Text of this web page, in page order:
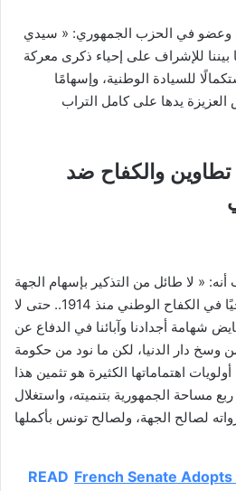
في الحزب الجمهوري: « سيدي
بيننا للإشراف على إحياء ذكرى معركة
للسيادة الوطنية، وإسهامًا
يدها على كامل التراب
والكفاح ضد
« لا طائل من التذكير بإسهام الجهة
الكبير، وغير المغطى تاريخيًا في الكفاح الوطني منذ 1914.. حتى لا
شهامة أجدادنا وآبائنا في الدفاع عن
وسخ دار الدنيا، لكن ما نود من حكومة
اهتماماتها الكثيرة هو تثمين هذا
مساحة الجمهورية بتنميته، واستغلال
READ French Senate